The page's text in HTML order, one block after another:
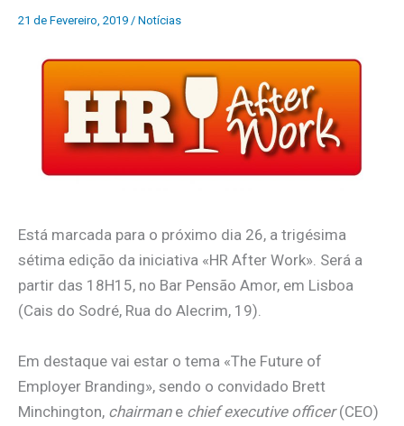
21 de Fevereiro, 2019 / Notícias
Está marcada para o próximo dia 26, a trigésima
sétima edição da iniciativa «HR After Work». Será a
partir das 18H15, no Bar Pensão Amor, em Lisboa
(Cais do Sodré, Rua do Alecrim, 19).
Em destaque vai estar o tema «The Future of
Employer Branding», sendo o convidado Brett
Minchington, chairmane chief executive officer(CEO)